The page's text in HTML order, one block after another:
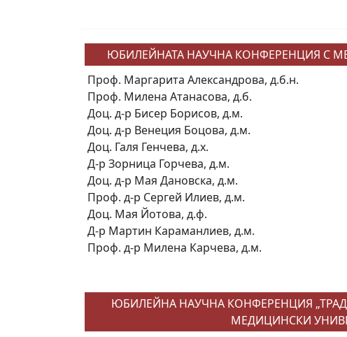
ЮБИЛЕЙНАТА НАУЧНА КОНФЕРЕНЦИЯ С
Проф. Маргарита Александрова, д.б.н.
Проф. Милена Атанасова, д.б.
Доц. д-р Бисер Борисов, д.м.
Доц. д-р Венеция Боцова, д.м.
Доц. Галя Генчева, д.х.
Д-р Зорница Горчева, д.м.
Доц. д-р Мая Дановска, д.м.
Проф. д-р Сергей Илиев, д.м.
Доц. Мая Йотова, д.ф.
Д-р Мартин Караманлиев, д.м.
Проф. д-р Милена Карчева, д.м.
ЮБИЛЕЙНА НАУЧНА КОНФЕРЕНЦИЯ
МЕДИЦИНСКИ